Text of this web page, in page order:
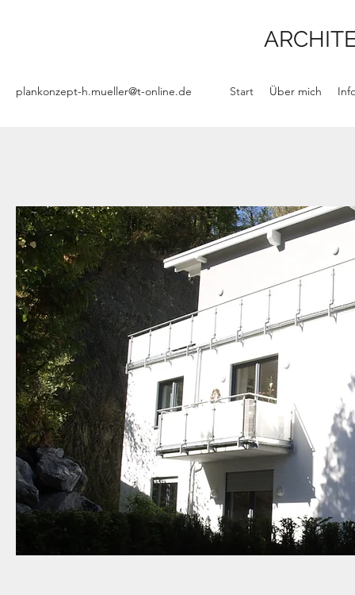
plankonzept-h.mueller@t-online.de Start Über mich